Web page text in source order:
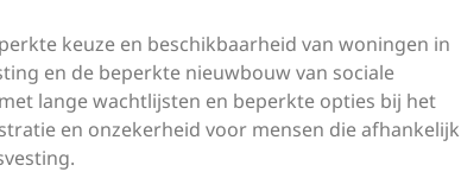
keuze en beschikbaarheid van woningen in
en de beperkte nieuwbouw van sociale
lange wachtlijsten en beperkte opties bij het
en onzekerheid voor mensen die afhankelijk